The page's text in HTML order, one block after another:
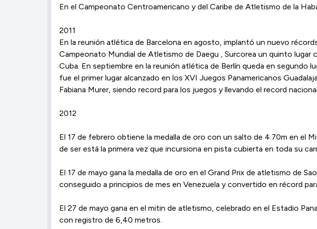
En el Campeonato Centroamericano y del Caribe de Atletismo de la
2011
En la reunión atlética de Barcelona en agosto, implantó un nuevo
Campeonato Mundial de Atletismo de Daegu , Surcorea un quinto
Cuba. En septiembre en la reunión atlética de Berlín queda en segundo
fue el primer lugar alcanzado en los XVI Juegos Panamericanos
Fabiana Murer, siendo record para los juegos y llevando el record
2012
El 17 de febrero obtiene la medalla de oro con un salto de 4.70m en el
de ser está la primera vez que incursiona en pista cubierta en toda su
El 17 de mayo gana la medalla de oro en el Grand Prix de atletismo de
conseguido a principios de mes en Venezuela y convertido en récord
El 27 de mayo gana en el mitin de atletismo, celebrado en el Estadio
con registro de 6,40 metros.